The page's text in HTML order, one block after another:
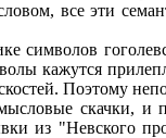
все эти
кажутся
Поэтому
скачки,
из "Невского